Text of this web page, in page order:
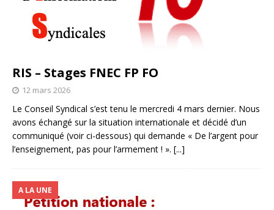
RIS – Stages FNEC FP FO
12 mars 2026
Le Conseil Syndical s’est tenu le mercredi 4 mars dernier. Nous
avons échangé sur la situation internationale et décidé d’un
communiqué (voir ci-dessous) qui demande « De l’argent pour
l’enseignement, pas pour l’armement ! ». [...]
A LA UNE